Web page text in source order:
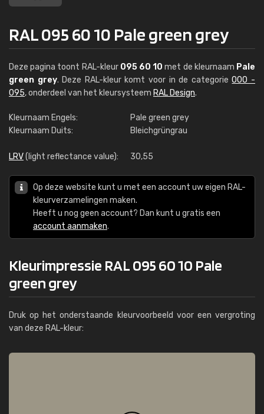
RAL 095 60 10 Pale green grey
Deze pagina toont RAL-kleur 095 60 10 met de kleurnaam Pale
green grey. Deze RAL-kleur komt voor in de categorie000 -
095, onderdeel van het kleursysteem RAL Design.
Kleurnaam Engels:
Pale green grey
Kleurnaam Duits:
Bleichgrüngrau
LRV(light reflectance value): 30,55
Op deze website kunt u met een account uw eigen RAL-
kleurverzamelingen maken.
Heeft u nog geen account? Dan kunt u gratis een
account aanmaken.
Kleurimpressie RAL 095 60 10 Pale
green grey
Druk op het onderstaande kleurvoorbeeld voor een vergroting
van deze RAL-kleur: